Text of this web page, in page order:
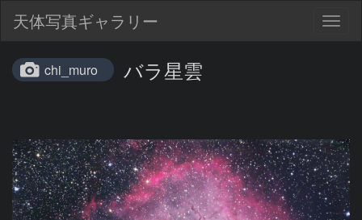
天体写真ギャラリー
chi_muro バラ星雲